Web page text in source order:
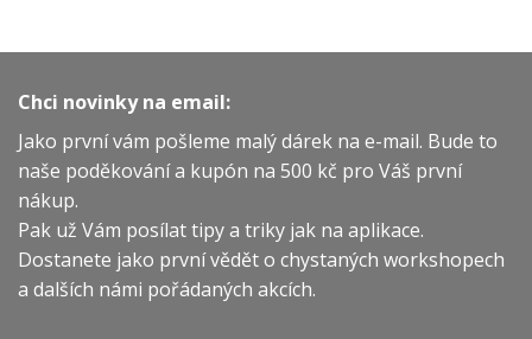
Chci novinky na email:
Jako první vám pošleme malý dárek na e-mail. Bude to
naše poděkování a kupón na 500 kč pro Váš první
nákup.
Pak už Vám posílat tipy a triky jak na aplikace.
Dostanete jako první vědět o chystaných workshopech
a dalších námi pořádaných akcích.